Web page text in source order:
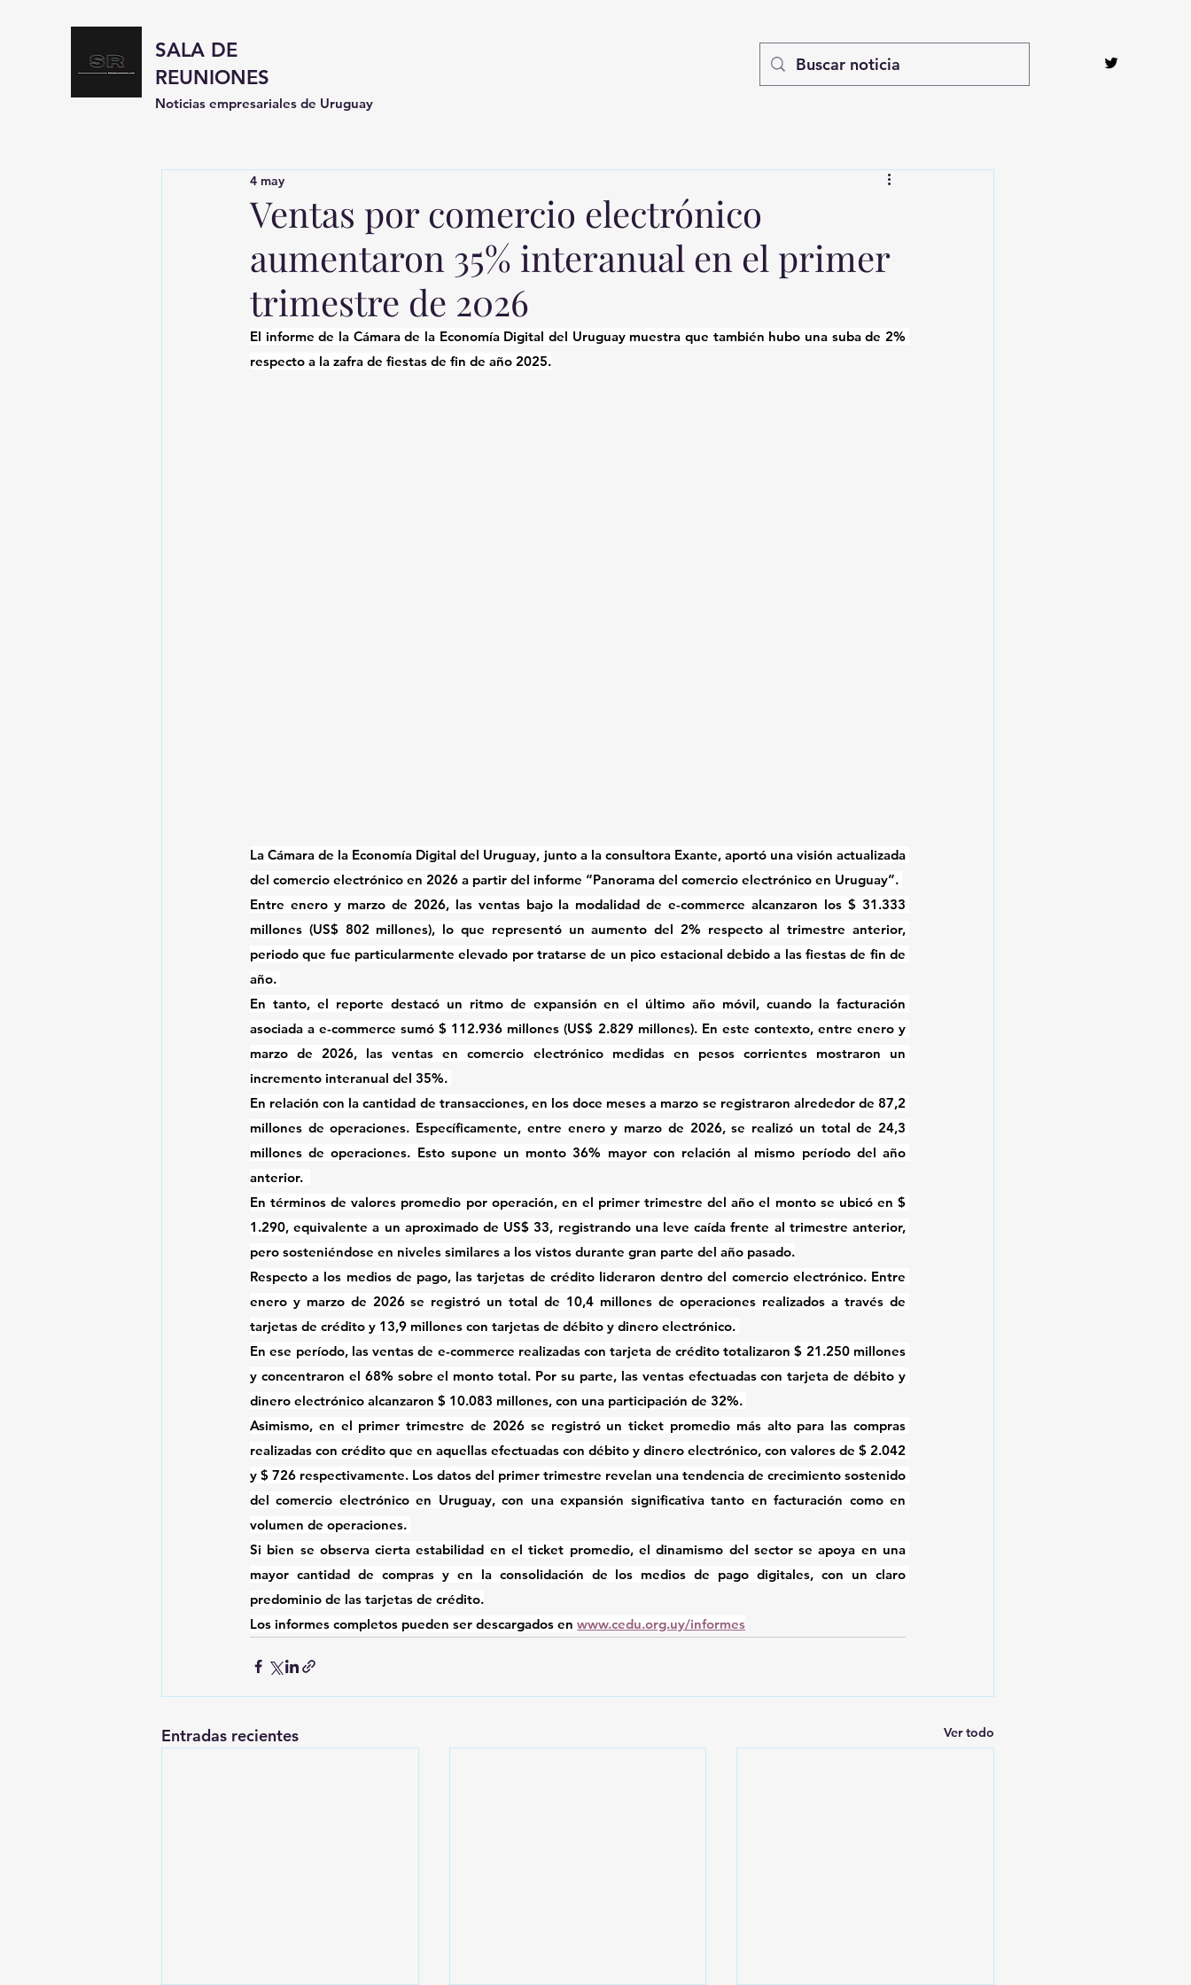
SALA DE
REUNIONES
Noticias empresariales de Uruguay
Ventas por comercio electrónico
aumentaron 35% interanual en el primer
trimestre de 2026
4 may
El informe de la Cámara de la Economía Digital del Uruguay muestra que también hubo una suba de 2%
respecto a la zafra de fiestas de fin de año 2025.
La Cámara de la Economía Digital del Uruguay, junto a la consultora Exante, aportó una visión actualizada
del comercio electrónico en 2026 a partir del informe “Panorama del comercio electrónico en Uruguay”.
Entre enero y marzo de 2026, las ventas bajo la modalidad de e-commerce alcanzaron los $ 31.333
millones (US$ 802 millones), lo que representó un aumento del 2% respecto al trimestre anterior,
periodo que fue particularmente elevado por tratarse de un pico estacional debido a las fiestas de fin de
año.
En tanto, el reporte destacó un ritmo de expansión en el último año móvil, cuando la facturación
asociada a e-commerce sumó $ 112.936 millones (US$ 2.829 millones). En este contexto, entre enero y
marzo de 2026, las ventas en comercio electrónico medidas en pesos corrientes mostraron un
incremento interanual del 35%.
En relación con la cantidad de transacciones, en los doce meses a marzo se registraron alrededor de 87,2
millones de operaciones. Específicamente, entre enero y marzo de 2026, se realizó un total de 24,3
millones de operaciones. Esto supone un monto 36% mayor con relación al mismo período del año
anterior.
En términos de valores promedio por operación, en el primer trimestre del año el monto se ubicó en $
1.290, equivalente a un aproximado de US$ 33, registrando una leve caída frente al trimestre anterior,
pero sosteniéndose en niveles similares a los vistos durante gran parte del año pasado.
Respecto a los medios de pago, las tarjetas de crédito lideraron dentro del comercio electrónico. Entre
enero y marzo de 2026 se registró un total de 10,4 millones de operaciones realizados a través de
tarjetas de crédito y 13,9 millones con tarjetas de débito y dinero electrónico.
En ese período, las ventas de e-commerce realizadas con tarjeta de crédito totalizaron $ 21.250 millones
y concentraron el 68% sobre el monto total. Por su parte, las ventas efectuadas con tarjeta de débito y
dinero electrónico alcanzaron $ 10.083 millones, con una participación de 32%.
Asimismo, en el primer trimestre de 2026 se registró un ticket promedio más alto para las compras
realizadas con crédito que en aquellas efectuadas con débito y dinero electrónico, con valores de $ 2.042
y $ 726 respectivamente. Los datos del primer trimestre revelan una tendencia de crecimiento sostenido
del comercio electrónico en Uruguay, con una expansión significativa tanto en facturación como en
volumen de operaciones.
Si bien se observa cierta estabilidad en el ticket promedio, el dinamismo del sector se apoya en una
mayor cantidad de compras y en la consolidación de los medios de pago digitales, con un claro
predominio de las tarjetas de crédito.
Los informes completos pueden ser descargados en www.cedu.org.uy/informes
Entradas recientes Ver todo